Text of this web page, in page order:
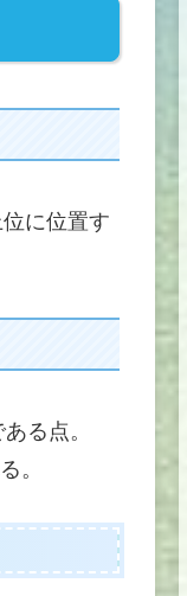
に位置す
る点。
。